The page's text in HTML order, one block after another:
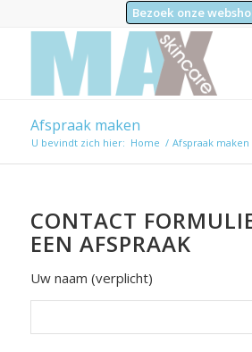
Bezoek onze
Afspraak maken
U bevindt zich hier: Home / Afspraak maken
CONTACT
EEN AFSPRAAK
Uw naam (verplicht)